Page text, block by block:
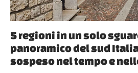
5 regioni in un solo
panoramico del sud
sospeso nel tempo e